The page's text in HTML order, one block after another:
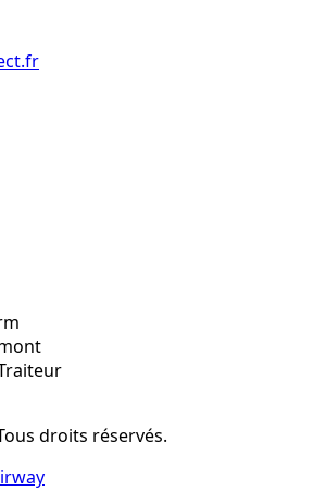
droits réservés.